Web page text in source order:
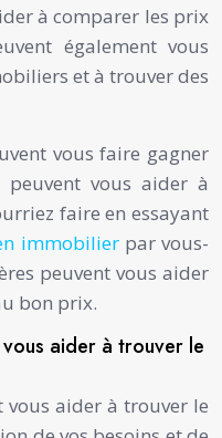
à comparer les prix
également vous
et à trouver des
vous faire gagner
vous aider à
faire en essayant
immobilierpar vous-
peuvent vous aider
bon prix.
aider à trouver le
aider à trouver le